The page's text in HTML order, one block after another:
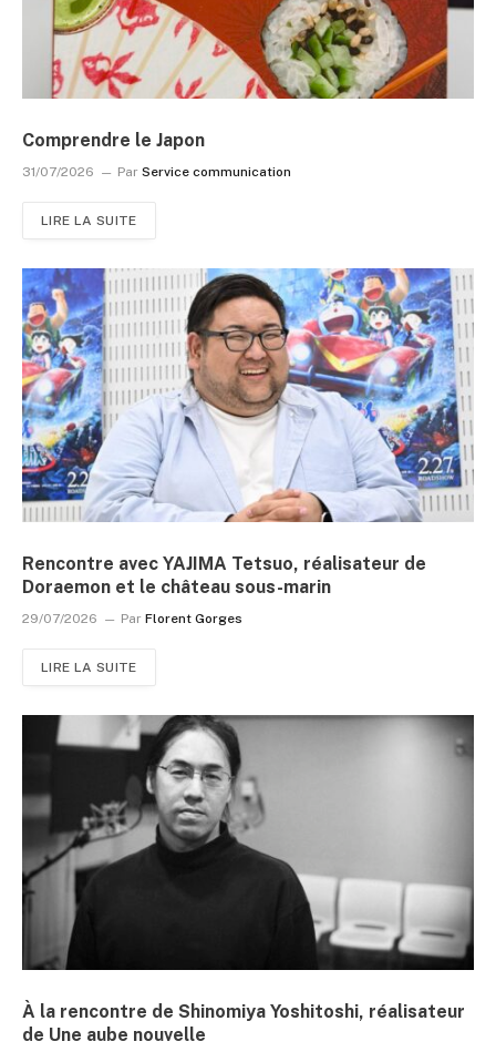
Comprendre le Japon
31/07/2026 Par Service communication
LIRE LA SUITE
Rencontre avec YAJIMA Tetsuo, réalisateur de
Doraemon et le château sous-marin
29/07/2026 Par Florent Gorges
LIRE LA SUITE
À la rencontre de Shinomiya Yoshitoshi, réalisateur
de Une aube nouvelle